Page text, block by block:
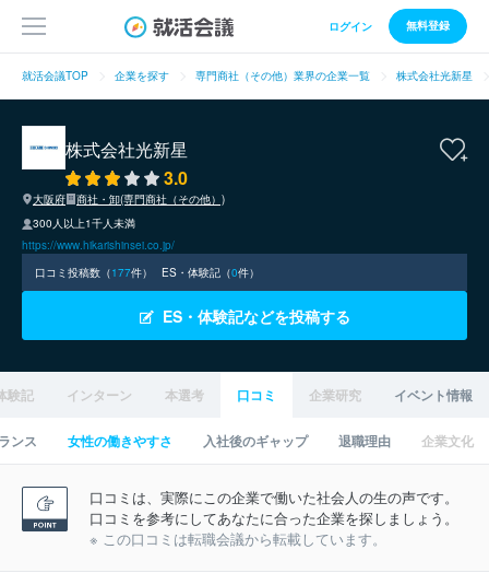
ログイン 無料登録
就活会議TOP 企業を探す 専門商社（その他）業界の企業一覧 株式会社光新星
株式会社光新星
3.0
大阪府
商社・卸(専門商社（その他）)
300人以上1千人未満
https://www.hikarishinsei.co.jp/
口コミ投稿数（177件） ES・体験記（0件）
ES・体験記などを投稿する
験記 インターン 本選考 口コミ 企業研究 イベント情報
ンス 女性の働きやすさ 入社後のギャップ 退職理由 企業文化
口コミは、実際にこの企業で働いた社会人の生の声です。
口コミを参考にしてあなたに合った企業を探しましょう。
※ この口コミは転職会議から転載しています。